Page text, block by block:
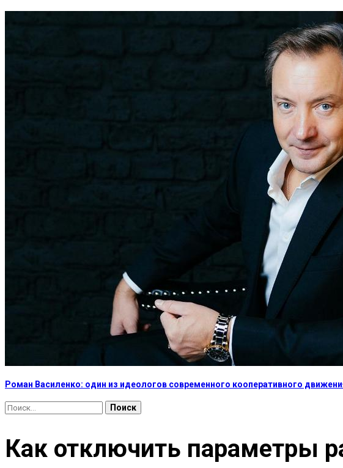
Роман Василенко: один из идеологов современного кооперативного
Найти:
Как отключить параметры